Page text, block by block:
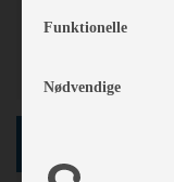
3 gasblus
Funktionelle
Nødvendige